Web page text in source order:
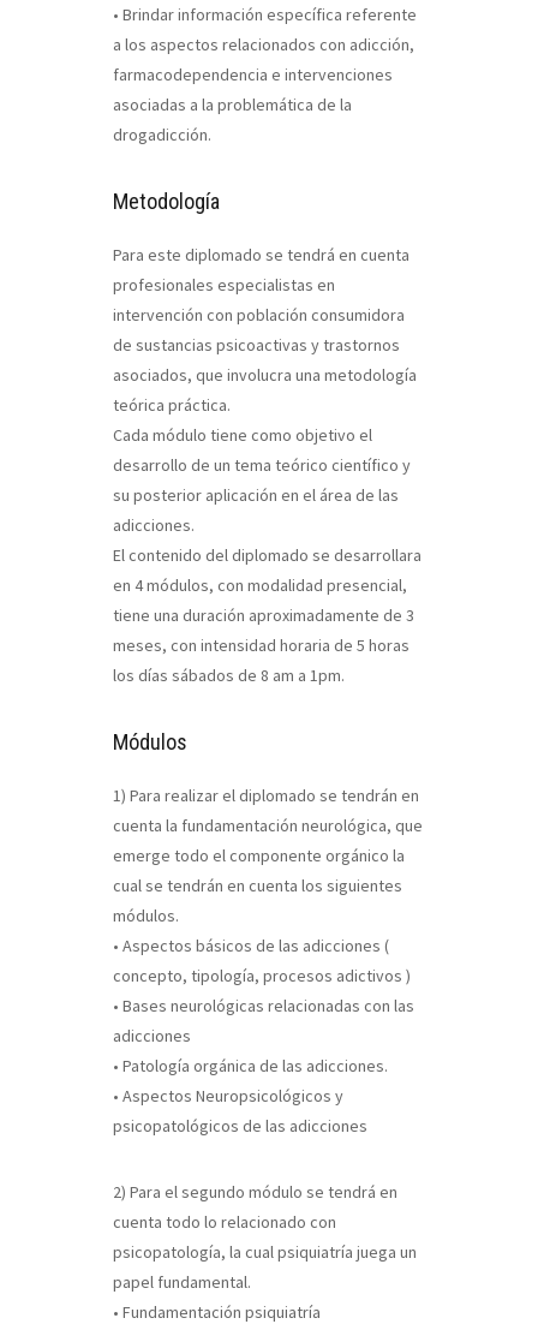
• Brindar información específica referente
a los aspectos relacionados con adicción,
farmacodependencia e intervenciones
asociadas a la problemática de la
drogadicción.
Metodología
Para este diplomado se tendrá en cuenta
profesionales especialistas en
intervención con población consumidora
de sustancias psicoactivas y trastornos
asociados, que involucra una metodología
teórica práctica.
Cada módulo tiene como objetivo el
desarrollo de un tema teórico científico y
su posterior aplicación en el área de las
adicciones.
El contenido del diplomado se desarrollara
en 4 módulos, con modalidad presencial,
tiene una duración aproximadamente de 3
meses, con intensidad horaria de 5 horas
los días sábados de 8 am a 1pm.
Módulos
1) Para realizar el diplomado se tendrán en
cuenta la fundamentación neurológica, que
emerge todo el componente orgánico la
cual se tendrán en cuenta los siguientes
módulos.
• Aspectos básicos de las adicciones (
concepto, tipología, procesos adictivos )
• Bases neurológicas relacionadas con las
adicciones
• Patología orgánica de las adicciones.
• Aspectos Neuropsicológicos y
psicopatológicos de las adicciones
2) Para el segundo módulo se tendrá en
cuenta todo lo relacionado con
psicopatología, la cual psiquiatría juega un
papel fundamental.
• Fundamentación psiquiatría